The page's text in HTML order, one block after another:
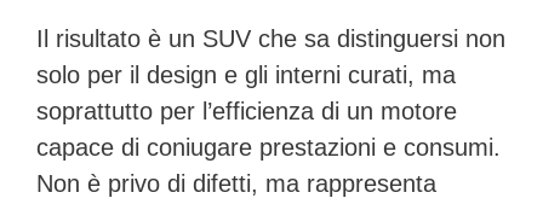
Il risultato è un SUV che sa distinguersi non
solo per il design e gli interni curati, ma
soprattutto per l’efficienza di un motore
capace di coniugare prestazioni e consumi.
Non è privo di difetti, ma rappresenta